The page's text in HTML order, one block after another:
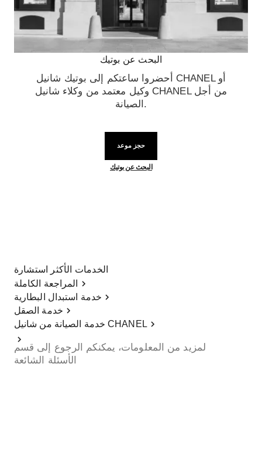
البحث عن بوتيك
أحضروا ساعتكم إلى بوتيك شانيل CHANEL أو
وكيل معتمد من وكلاء شانيل CHANEL من أجل
الصيانة.
حجز موعد
البحث عن بوتيك
الخدمات الأكثر استشارة
المراجعة الكاملة
خدمة استبدال البطارية
خدمة الصقل
خدمة الصيانة من شانيل CHANEL
لمزيد من المعلومات، يمكنكم الرجوع إلى قسم
الأسئلة الشائعة